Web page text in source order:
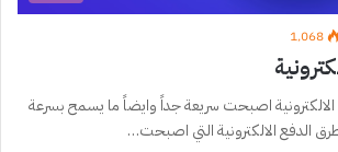
1٬068
الالكترونية اصبحت سريعة جداً وايضاً ما يسمح بسرعة
الدفع الالكترونية التي اصبحت…